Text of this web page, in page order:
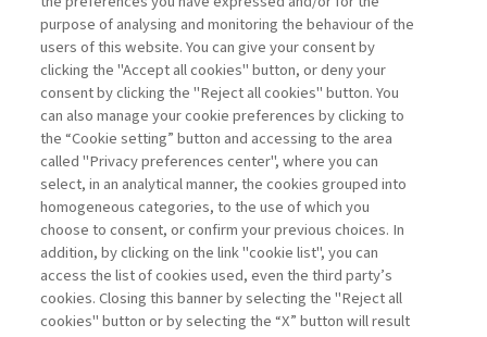
Sampietro Marco
Project
Management -
III edizione
ARCHIVIO
purpose of analysing and monitoring the behaviour of the
users of this website. You can give your consent by
clicking the "Accept all cookies" button, or deny your
consent by clicking the "Reject all cookies" button. You
can also manage your cookie preferences by clicking to
the “Cookie setting” button and accessing to the area
called "Privacy preferences center", where you can
select, in an analytical manner, the cookies grouped into
homogeneous categories, to the use of which you
choose to consent, or confirm your previous choices. In
addition, by clicking on the link "cookie list", you can
access the list of cookies used, even the third party’s
cookies. Closing this banner by selecting the "Reject all
cookies" button or by selecting the “X” button will result